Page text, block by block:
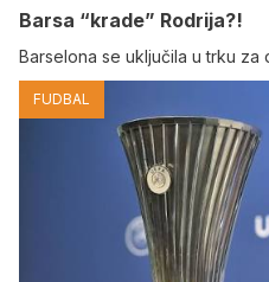
Barsa “krade” Rodrija?!
Barselona se uključila u trku za
FUDBAL